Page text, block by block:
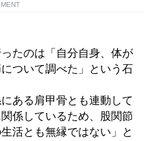
たのは「自分自身、体が
ついて調べた」という石
ある肩甲骨とも連動して
係しているため、股関節
活とも無縁ではない」と